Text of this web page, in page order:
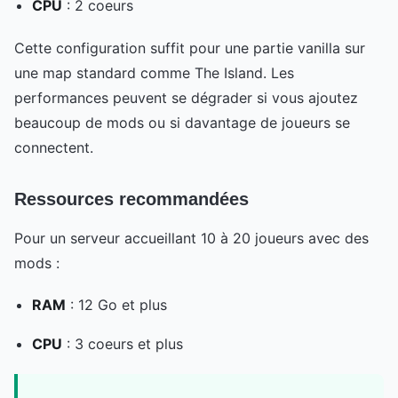
CPU : 2 coeurs
Cette configuration suffit pour une partie vanilla sur
une map standard comme The Island. Les
performances peuvent se dégrader si vous ajoutez
beaucoup de mods ou si davantage de joueurs se
connectent.
Ressources recommandées
Pour un serveur accueillant 10 à 20 joueurs avec des
mods :
RAM : 12 Go et plus
CPU : 3 coeurs et plus